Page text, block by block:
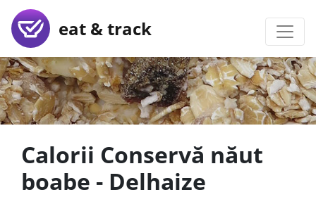
eat & track
Calorii Conservă năut
boabe - Delhaize